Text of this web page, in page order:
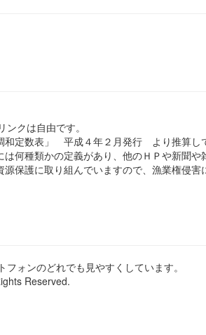
クは自由です。
数表」 平成４年２月発行 より推算して
何種類かの定義があり、他のＨＰや新聞や
保護に取り組んでいますので、漁業権侵
ォンのどれでも見やすくしています。
Reserved.